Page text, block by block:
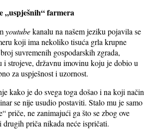
„uspješnih“ farmera
youtubekanalu na našem jeziku pojavila se
koji ima nekoliko tisuća grla krupne
suvremenih gospodarskih zgrada,
i strojeve, državnu imovinu koju je dobio u
za uspješnost i uzornost.
kako je do svega toga došao i na koji način
se nije usudio postaviti. Stalo mu je samo
priče, ne zanimajući ga što se zbog ove
drugih priča nikada neće ispričati.